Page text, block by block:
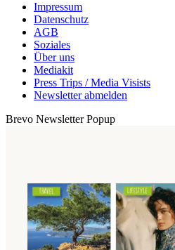
Impressum
Datenschutz
AGB
Soziales
Über uns
Mediakit
Press Trips / Media Visists
Newsletter abmelden
Brevo Newsletter Popup